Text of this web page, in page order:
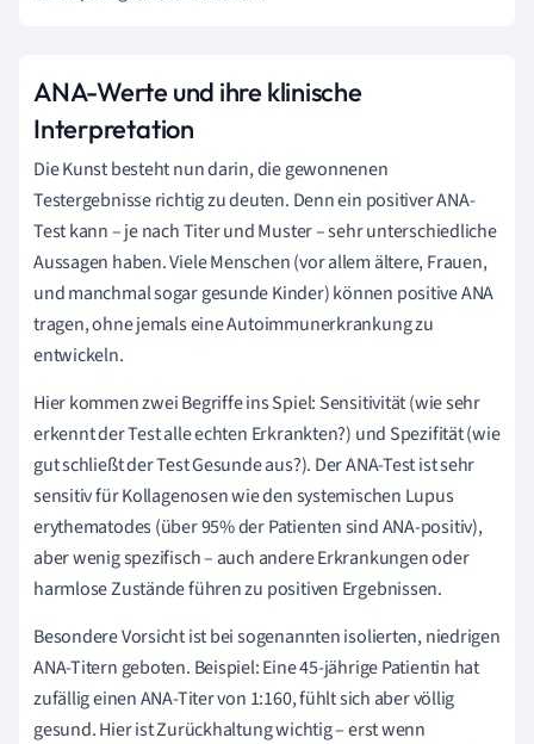
ANA-Werte und ihre klinische
Interpretation
Die Kunst besteht nun darin, die gewonnenen
Testergebnisse richtig zu deuten. Denn ein positiver ANA-
Test kann – je nach Titer und Muster – sehr unterschiedliche
Aussagen haben. Viele Menschen (vor allem ältere, Frauen,
und manchmal sogar gesunde Kinder) können positive ANA
tragen, ohne jemals eine Autoimmunerkrankung zu
entwickeln.
Hier kommen zwei Begriffe ins Spiel: Sensitivität (wie sehr
erkennt der Test alle echten Erkrankten?) und Spezifität (wie
gut schließt der Test Gesunde aus?). Der ANA-Test ist sehr
sensitiv für Kollagenosen wie den systemischen Lupus
erythematodes (über 95% der Patienten sind ANA-positiv),
aber wenig spezifisch – auch andere Erkrankungen oder
harmlose Zustände führen zu positiven Ergebnissen.
Besondere Vorsicht ist bei sogenannten isolierten, niedrigen
ANA-Titern geboten. Beispiel: Eine 45-jährige Patientin hat
zufällig einen ANA-Titer von 1:160, fühlt sich aber völlig
gesund. Hier ist Zurückhaltung wichtig – erst wenn